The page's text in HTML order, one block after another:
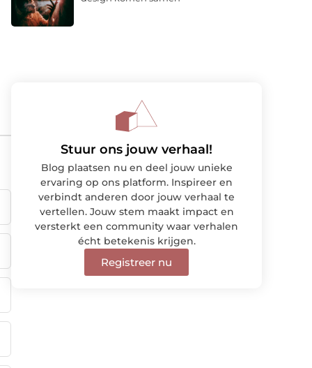
Stuur ons jouw verhaal!
Blog plaatsen nu en deel jouw unieke
ervaring op ons platform. Inspireer en
verbindt anderen door jouw verhaal te
vertellen. Jouw stem maakt impact en
versterkt een community waar verhalen
écht betekenis krijgen.
Registreer nu